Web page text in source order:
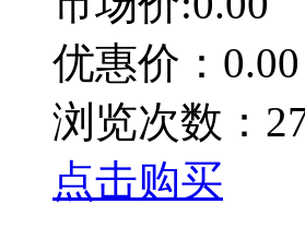
优惠价：0.00
浏览次数：
点击购买